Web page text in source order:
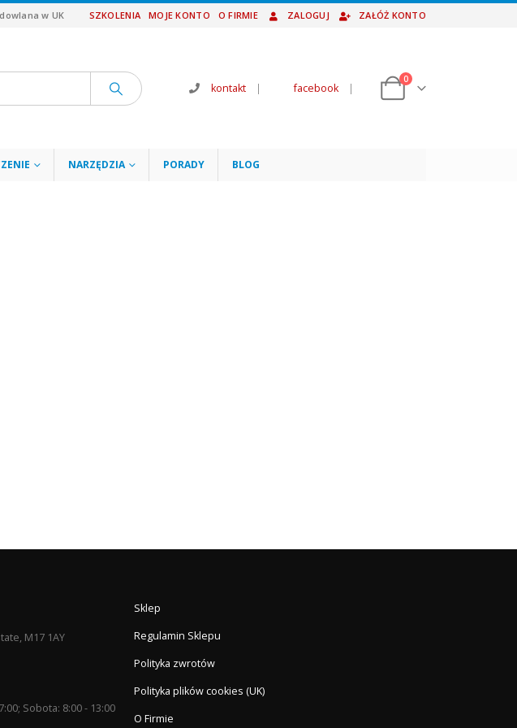
w UK SZKOLENIA MOJE KONTO O FIRMIE ZALOGUJ ZAŁÓŻ KONTO
kontakt | facebook |
0
NARZĘDZIA PORADY BLOG
M17 1AY
Sobota: 8:00 - 13:00
Sklep
Regulamin Sklepu
Polityka zwrotów
Polityka plików cookies (UK)
O Firmie